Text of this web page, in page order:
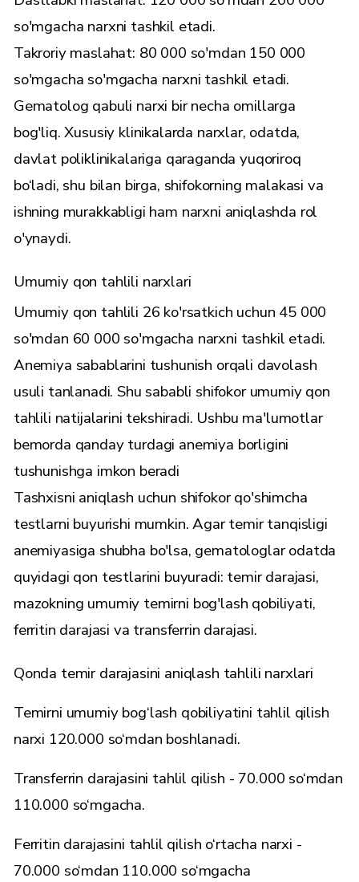
so'mgacha narxni tashkil etadi.
Takroriy maslahat: 80 000 so'mdan 150 000
so'mgacha so'mgacha narxni tashkil etadi.
Gematolog qabuli narxi bir necha omillarga
bog'liq. Xususiy klinikalarda narxlar, odatda,
davlat poliklinikalariga qaraganda yuqoriroq
bo‘ladi, shu bilan birga, shifokorning malakasi va
ishning murakkabligi ham narxni aniqlashda rol
o'ynaydi.
Umumiy qon tahlili narxlari
Umumiy qon tahlili 26 ko'rsatkich uchun 45 000
so'mdan 60 000 so'mgacha narxni tashkil etadi.
Anemiya sabablarini tushunish orqali davolash
usuli tanlanadi. Shu sababli shifokor umumiy qon
tahlili natijalarini tekshiradi. Ushbu ma'lumotlar
bemorda qanday turdagi anemiya borligini
tushunishga imkon beradi
Tashxisni aniqlash uchun shifokor qo'shimcha
testlarni buyurishi mumkin. Agar temir tanqisligi
anemiyasiga shubha bo'lsa, gematologlar odatda
quyidagi qon testlarini buyuradi: temir darajasi,
mazokning umumiy temirni bog'lash qobiliyati,
ferritin darajasi va transferrin darajasi.
Qonda temir darajasini aniqlash tahlili narxlari
Temirni umumiy bog‘lash qobiliyatini tahlil qilish
narxi 120.000 so‘mdan boshlanadi.
Transferrin darajasini tahlil qilish - 70.000 so‘mdan
110.000 so‘mgacha.
Ferritin darajasini tahlil qilish o‘rtacha narxi -
70.000 so‘mdan 110.000 so‘mgacha